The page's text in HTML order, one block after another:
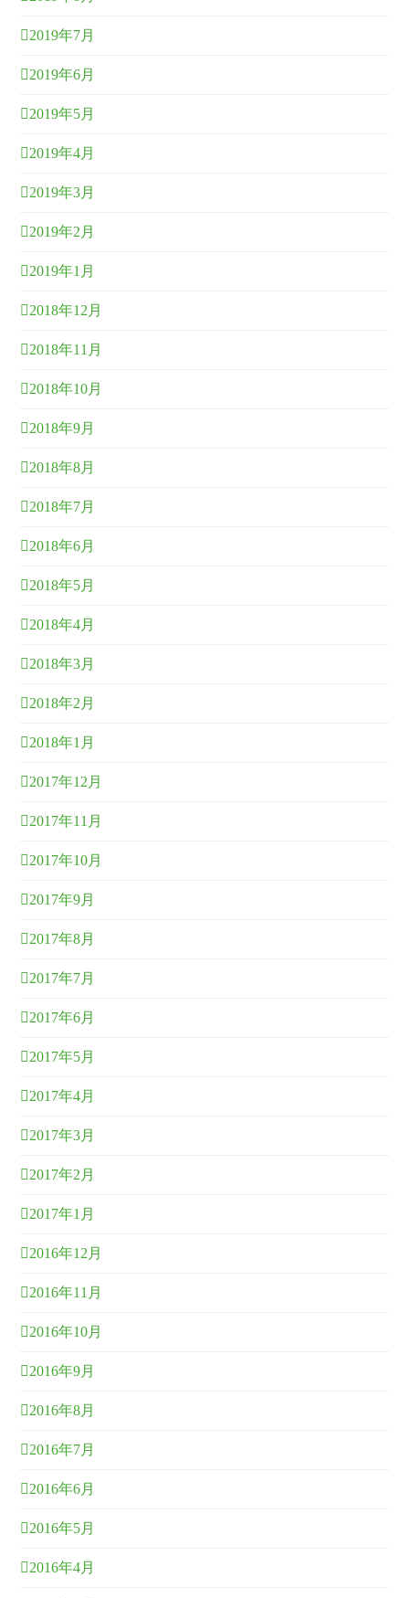
2019年7月
2019年6月
2019年5月
2019年4月
2019年3月
2019年2月
2019年1月
2018年12月
2018年11月
2018年10月
2018年9月
2018年8月
2018年7月
2018年6月
2018年5月
2018年4月
2018年3月
2018年2月
2018年1月
2017年12月
2017年11月
2017年10月
2017年9月
2017年8月
2017年7月
2017年6月
2017年5月
2017年4月
2017年3月
2017年2月
2017年1月
2016年12月
2016年11月
2016年10月
2016年9月
2016年8月
2016年7月
2016年6月
2016年5月
2016年4月